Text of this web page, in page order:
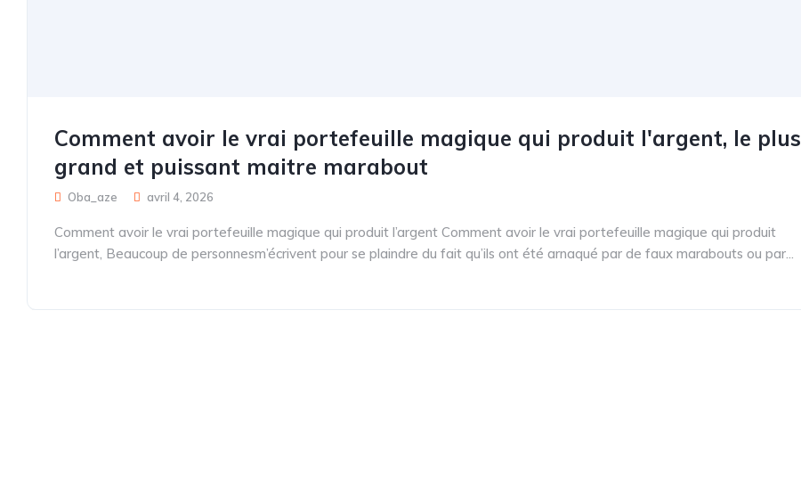
Comment avoir le vrai portefeuille magique qui produit l'argent, le plus
grand et puissant maitre marabout
Oba_aze avril 4, 2026
Comment avoir le vrai portefeuille magique qui produit l’argent Comment avoir le vrai portefeuille magique qui produit
l’argent, Beaucoup de personnesm’écrivent pour se plaindre du fait qu’ils ont été arnaqué par de faux marabouts ou par...